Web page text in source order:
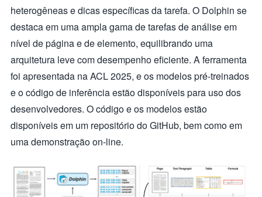
heterogêneas e dicas específicas da tarefa. O Dolphin se
destaca em uma ampla gama de tarefas de análise em
nível de página e de elemento, equilibrando uma
arquitetura leve com desempenho eficiente. A ferramenta
foi apresentada na ACL 2025, e os modelos pré-treinados
e o código de inferência estão disponíveis para uso dos
desenvolvedores. O código e os modelos estão
disponíveis em um repositório do GitHub, bem como em
uma demonstração on-line.